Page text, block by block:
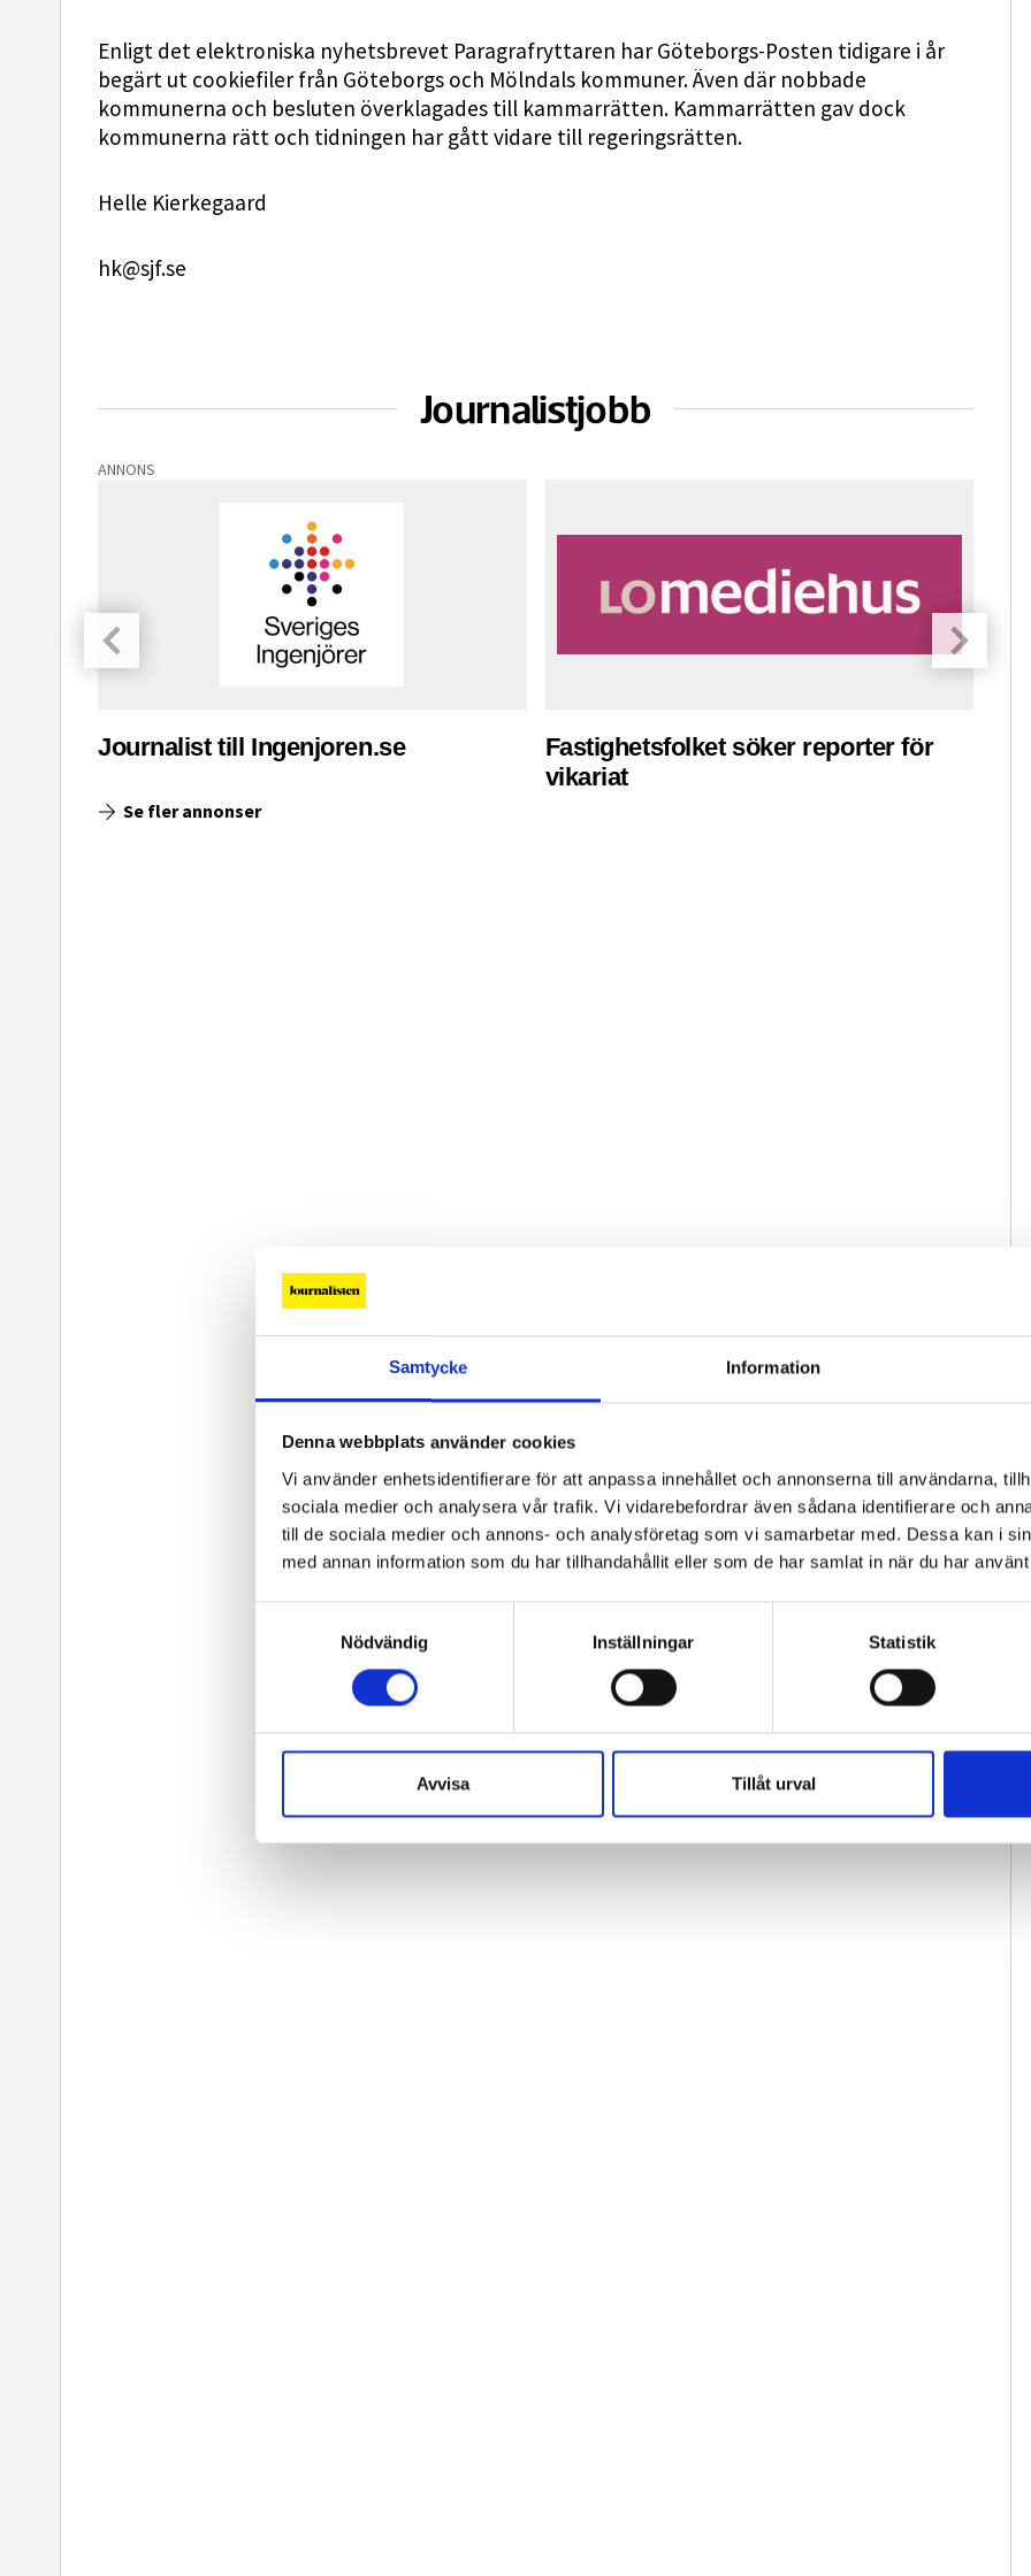
Samtycke Information
Denna webbplats använder cookies
Vi använder enhetsidentifierare för att anpassa innehållet och annonserna till användarna,
sociala medier och analysera vår trafik. Vi vidarebefordrar även sådana identifierare och
till de sociala medier och annons- och analysföretag som vi samarbetar med. Dessa kan i
med annan information som du har tillhandahållit eller som de har samlat in när du har
Nödvändig
Inställningar Statistik
Avvisa Tillåt urval
Enligt det elektroniska nyhetsbrevet Paragrafryttaren har Göteborgs-Posten tidigare i år
begärt ut cookiefiler från Göteborgs och Mölndals kommuner. Även där nobbade
kommunerna och besluten överklagades till kammarrätten. Kammarrätten gav dock
kommunerna rätt och tidningen har gått vidare till regeringsrätten.
Helle Kierkegaard
hk@sjf.se
Journalistjobb
ANNONS
Journalist till Ingenjoren.se
Fastighetsfolket söker reporter för
vikariat
Se fler annonser